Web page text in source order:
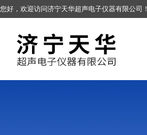
您好，欢迎访问济宁天华超声电子仪器有限公司！